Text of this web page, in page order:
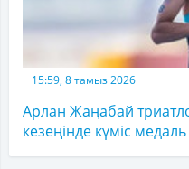
15:59, 8 тамыз 2026
Арлан Жаңабай
кезеңінде күміс